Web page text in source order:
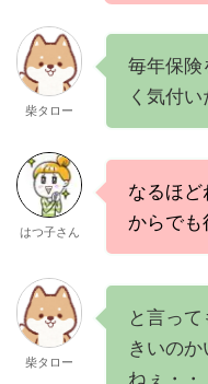
柴タロー
毎年保険
く気付
はつ子さん
なるほ
からでも
柴タロー
と言っ
きいの
ねぇ・・